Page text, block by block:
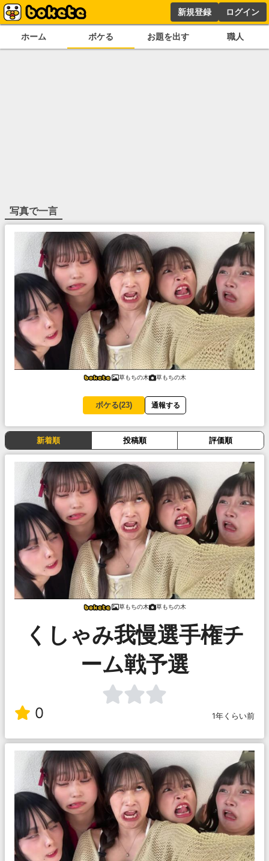
新規登録 ログイン
ホーム ボケる お題を出す 職人
写真で一言
草もちの木 草もちの木
ボケる(23) 通報する
新着順 投稿順 評価順
草もちの木 草もちの木
くしゃみ我慢選手権チ
ーム戦予選
0 1年くらい前